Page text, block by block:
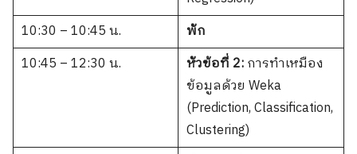
10:30 – 10:45 น.
พัก
10:45 – 12:30 น.
หัวข้อที่ 2:การทำเหมือง
ข้อมูลด้วย Weka
(Prediction, Classification,
Clustering)